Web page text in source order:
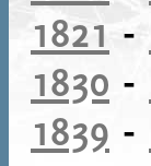
1821 -
1830 -
1839 -